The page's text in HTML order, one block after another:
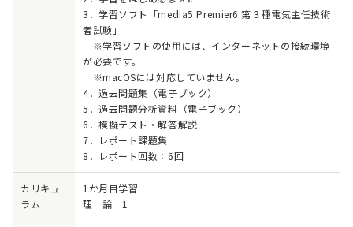
3．学習ソフト「media5 Premier6 第３種電気主任技術
者試験」
※学習ソフトの使用には、インターネットの接続環境
が必要です。
※macOSには対応していません。
4．過去問題集（電子ブック）
5．過去問題分析資料（電子ブック）
6．模擬テスト・解答解説
7．レポート課題集
8．レポート回数：6回
カリキュ
ラム
1か月目学習
理 論 1